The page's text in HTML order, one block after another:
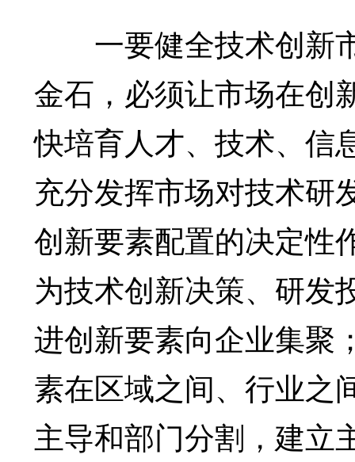
一要健全技术创新
金石，必须让市场在创
快培育人才、技术、信
充分发挥市场对技术研
创新要素配置的决定性
为技术创新决策、研发
进创新要素向企业集聚
素在区域之间、行业之
主导和部门分割，建立